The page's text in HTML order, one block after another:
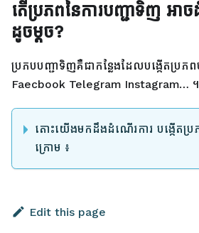
តើប្រភពនៃការបញ្ជាទិញ អា
ដូចម្តច?
ប្រភបបញ្ជាទិញគឺជាកន្លែងដែលបង្កើតប្រភ
Faecbook Telegram Instagram… ។
តោះយើងមកដឹងដំណើរការ បង្កើតប្
ក្រោម ៖
Edit this page